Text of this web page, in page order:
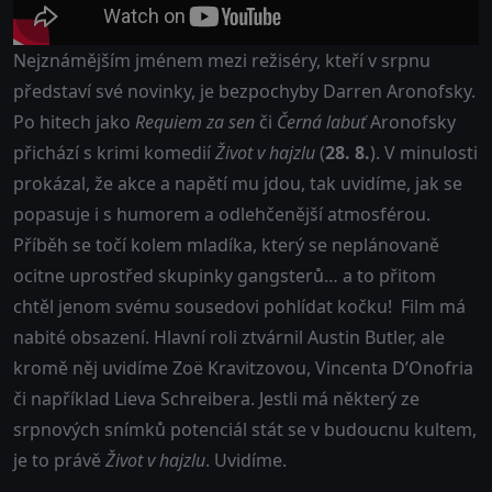
Nejznámějším jménem mezi režiséry, kteří v srpnu
představí své novinky, je bezpochyby Darren Aronofsky.
Po hitech jako Requiem za sen či Černá labuťAronofsky
přichází s krimi komediíŽivot v hajzlu(28. 8.). V minulosti
prokázal, že akce a napětí mu jdou, tak uvidíme, jak se
popasuje i s humorem a odlehčenější atmosférou.
Příběh se točí kolem mladíka, který se neplánovaně
ocitne uprostřed skupinky gangsterů… a to přitom
chtěl jenom svému sousedovi pohlídat kočku! Film má
nabité obsazení. Hlavní roli ztvárnil Austin Butler, ale
kromě něj uvidíme Zoë Kravitzovou, Vincenta D’Onofria
či například Lieva Schreibera. Jestli má některý ze
srpnových snímků potenciál stát se v budoucnu kultem,
je to právě Život v hajzlu. Uvidíme.